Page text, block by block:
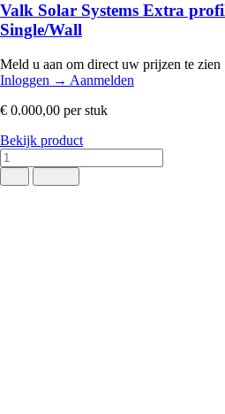
Valk Solar Systems Extra
Single/Wall
Meld u aan om direct uw prijzen te zien
Inloggen → Aanmelden
€ 0.000,00 per stuk
Bekijk product